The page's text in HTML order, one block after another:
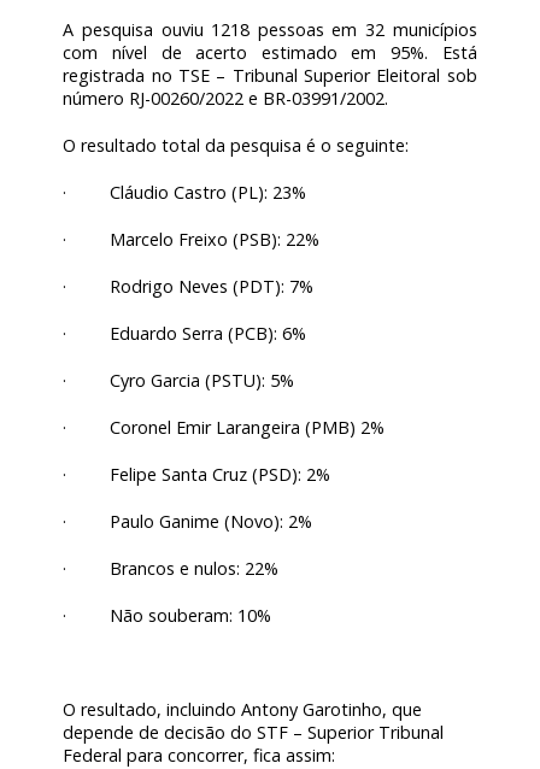
A pesquisa ouviu 1218 pessoas em 32 municípios
com nível de acerto estimado em 95%. Está
registrada no TSE – Tribunal Superior Eleitoral sob
número RJ-00260/2022 e BR-03991/2002.
O resultado total da pesquisa é o seguinte:
· Cláudio Castro (PL): 23%
· Marcelo Freixo (PSB): 22%
· Rodrigo Neves (PDT): 7%
· Eduardo Serra (PCB): 6%
· Cyro Garcia (PSTU): 5%
· Coronel Emir Larangeira (PMB) 2%
· Felipe Santa Cruz (PSD): 2%
· Paulo Ganime (Novo): 2%
· Brancos e nulos: 22%
· Não souberam: 10%
O resultado, incluindo Antony Garotinho, que
depende de decisão do STF – Superior Tribunal
Federal para concorrer, fica assim: